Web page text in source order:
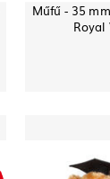
Műfű - 35
Royal